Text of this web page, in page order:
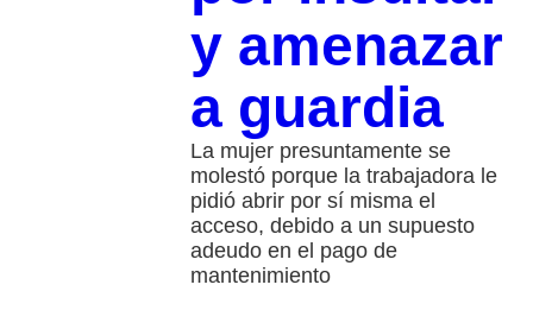
y amenazar
a guardia
La mujer presuntamente se
molestó porque la trabajadora le
pidió abrir por sí misma el
acceso, debido a un supuesto
adeudo en el pago de
mantenimiento